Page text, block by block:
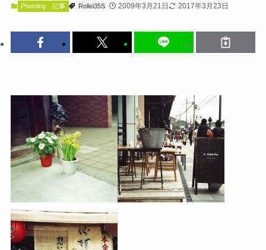
Photolog 記事 Rollei35S 2009年3月21日 2017年3月23日